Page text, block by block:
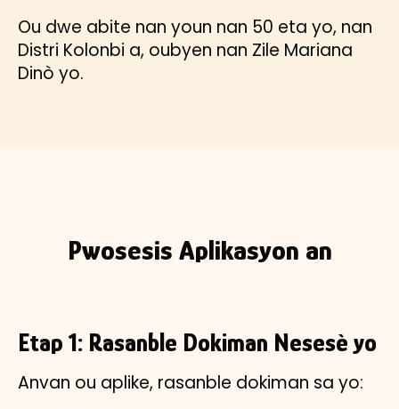
Ou dwe abite nan youn nan 50 eta yo, nan
Distri Kolonbi a, oubyen nan Zile Mariana
Dinò yo.
Pwosesis Aplikasyon an
Etap 1: Rasanble Dokiman Nesesè yo
Anvan ou aplike, rasanble dokiman sa yo: